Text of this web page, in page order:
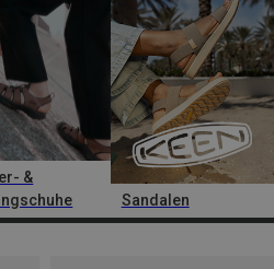
&
Sandalen